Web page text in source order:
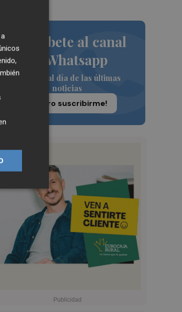
Suscríbete al canal
de Whatsapp
Siempre al día de las últimas
noticias
¡Quiero suscribirme!